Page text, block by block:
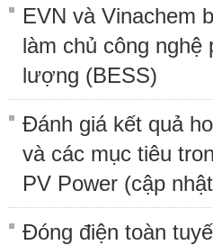
EVN và Vinachem
làm chủ công nghệ
lượng (BESS)
Đánh giá kết quả
và các mục tiêu
PV Power (cập
Đóng điện toàn